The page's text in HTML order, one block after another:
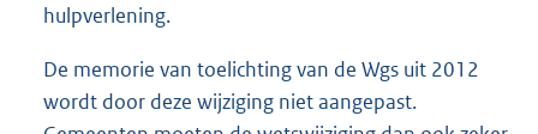
hulpverlening.
De memorie van toelichting van de Wgs uit 2012
wordt door deze wijziging niet aangepast.